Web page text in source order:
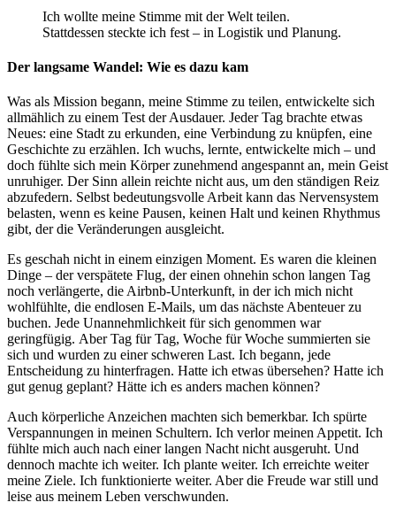
Ich wollte meine Stimme mit der Welt teilen.
Stattdessen steckte ich fest – in Logistik und Planung.
Der langsame Wandel: Wie es dazu kam
Was als Mission begann, meine Stimme zu teilen, entwickelte sich
allmählich zu einem Test der Ausdauer. Jeder Tag brachte etwas
Neues: eine Stadt zu erkunden, eine Verbindung zu knüpfen, eine
Geschichte zu erzählen. Ich wuchs, lernte, entwickelte mich – und
doch fühlte sich mein Körper zunehmend angespannt an, mein Geist
unruhiger. Der Sinn allein reichte nicht aus, um den ständigen Reiz
abzufedern. Selbst bedeutungsvolle Arbeit kann das Nervensystem
belasten, wenn es keine Pausen, keinen Halt und keinen Rhythmus
gibt, der die Veränderungen ausgleicht.
Es geschah nicht in einem einzigen Moment. Es waren die kleinen
Dinge – der verspätete Flug, der einen ohnehin schon langen Tag
noch verlängerte, die Airbnb-Unterkunft, in der ich mich nicht
wohlfühlte, die endlosen E-Mails, um das nächste Abenteuer zu
buchen. Jede Unannehmlichkeit für sich genommen war
geringfügig. Aber Tag für Tag, Woche für Woche summierten sie
sich und wurden zu einer schweren Last. Ich begann, jede
Entscheidung zu hinterfragen. Hatte ich etwas übersehen? Hatte ich
gut genug geplant? Hätte ich es anders machen können?
Auch körperliche Anzeichen machten sich bemerkbar. Ich spürte
Verspannungen in meinen Schultern. Ich verlor meinen Appetit. Ich
fühlte mich auch nach einer langen Nacht nicht ausgeruht. Und
dennoch machte ich weiter. Ich plante weiter. Ich erreichte weiter
meine Ziele. Ich funktionierte weiter. Aber die Freude war still und
leise aus meinem Leben verschwunden.